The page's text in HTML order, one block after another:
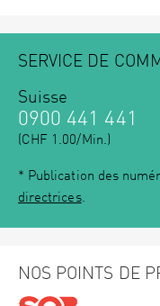
SERVICE DE
Suisse
0900 441 441
(CHF 1.00/Min.)
* Publication des
directrices.
NOS POINTS DE